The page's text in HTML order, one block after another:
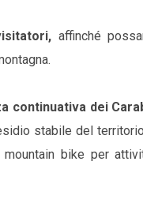
affinché
continuativa dei
stabile del
bike per